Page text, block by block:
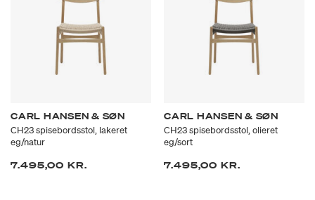
CARL HANSEN & SØN
CH23 spisebordsstol, lakeret
eg/natur
7.495,00 KR.
CARL HANSEN & SØN
CH23 spisebordsstol, olieret
eg/sort
7.495,00 KR.